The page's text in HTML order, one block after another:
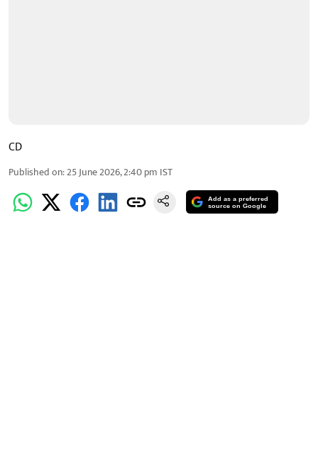
CD
Published on:25 June 2026, 2:40 pm IST
Add as a preferred
source on Google